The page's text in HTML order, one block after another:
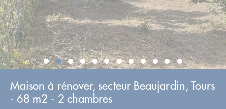
Maison à rénover, secteur Beaujardin, Tours
- 68 m2 - 2 chambres